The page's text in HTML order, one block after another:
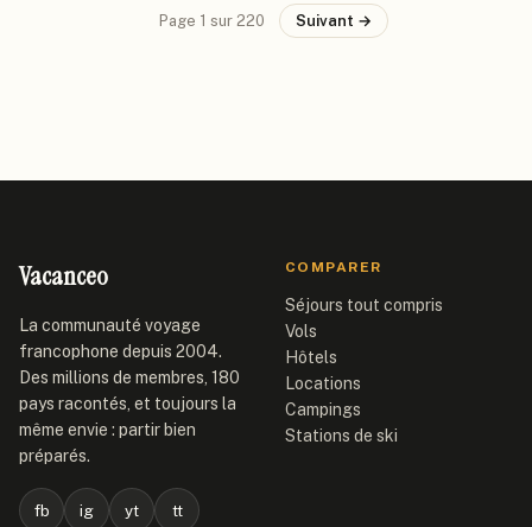
Page 1 sur 220 Suivant →
Vacanceo
La communauté voyage
francophone depuis 2004.
Des millions de membres, 180
pays racontés, et toujours la
même envie : partir bien
préparés.
fb ig yt tt
COMPARER
Séjours tout compris
Vols
Hôtels
Locations
Campings
Stations de ski